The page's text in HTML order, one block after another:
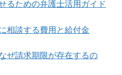
るための弁護士活用ガイド
相談する費用と給付金
ぜ請求期限が存在するの